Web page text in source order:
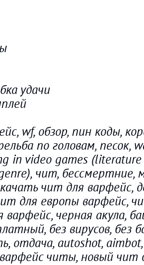
удачи
wf, обзор, пин коды,
по головам, песок,
in video games
чит, бессмертние,
чит для варфейс,
для европы варфейс,
черная акула,
без вирусов, без
отдача, autoshot,
читы, новый чит